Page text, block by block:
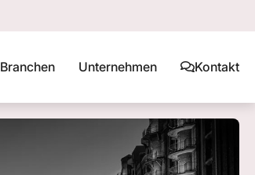
Branchen Unternehmen Kontakt